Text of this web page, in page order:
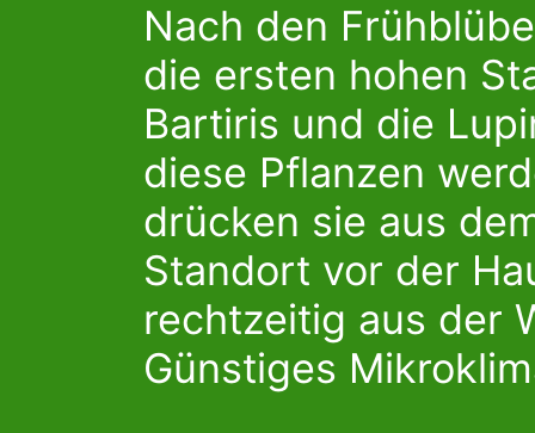
Nach den
die ersten hohen
Bartiris und die
diese Pflanzen
drücken sie aus
Standort vor der
rechtzeitig aus der
Günstiges